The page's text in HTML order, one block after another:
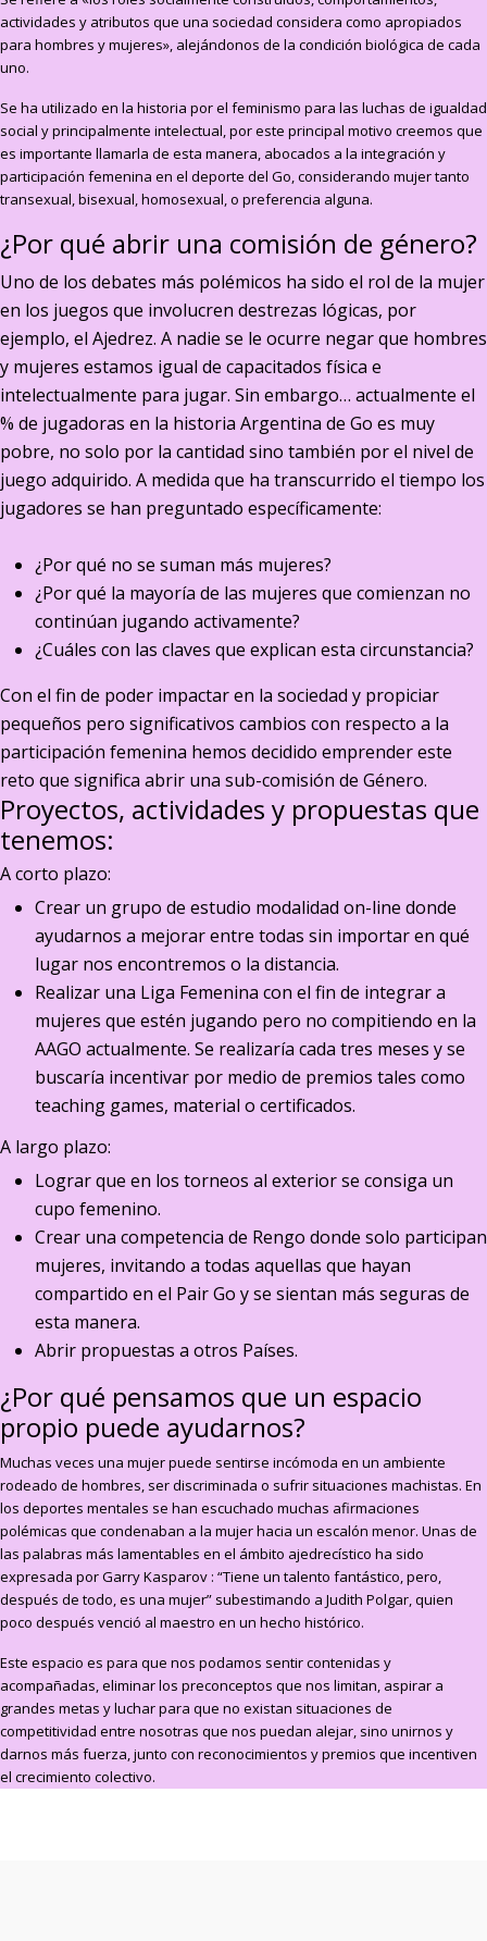
actividades y atributos que una sociedad considera como apropiados
para hombres y mujeres», alejándonos de la condición biológica de cada
uno.
Se ha utilizado en la historia por el feminismo para las luchas de igualdad
social y principalmente intelectual, por este principal motivo creemos que
es importante llamarla de esta manera, abocados a la integración y
participación femenina en el deporte del Go, considerando mujer tanto
transexual, bisexual, homosexual, o preferencia alguna.
¿Por qué abrir una comisión de género?
Uno de los debates más polémicos ha sido el rol de la mujer
en los juegos que involucren destrezas lógicas, por
ejemplo, el Ajedrez. A nadie se le ocurre negar que hombres
y mujeres estamos igual de capacitados física e
intelectualmente para jugar. Sin embargo… actualmente el
% de jugadoras en la historia Argentina de Go es muy
pobre, no solo por la cantidad sino también por el nivel de
juego adquirido. A medida que ha transcurrido el tiempo los
jugadores se han preguntado específicamente:
¿Por qué no se suman más mujeres?
¿Por qué la mayoría de las mujeres que comienzan no
continúan jugando activamente?
¿Cuáles con las claves que explican esta circunstancia?
Con el fin de poder impactar en la sociedad y propiciar
pequeños pero significativos cambios con respecto a la
participación femenina hemos decidido emprender este
reto que significa abrir una sub-comisión de Género.
Proyectos, actividades y propuestas que
tenemos:
A corto plazo:
Crear un grupo de estudio modalidad on-line donde
ayudarnos a mejorar entre todas sin importar en qué
lugar nos encontremos o la distancia.
Realizar una Liga Femenina con el fin de integrar a
mujeres que estén jugando pero no compitiendo en la
AAGO actualmente. Se realizaría cada tres meses y se
buscaría incentivar por medio de premios tales como
teaching games, material o certificados.
A largo plazo:
Lograr que en los torneos al exterior se consiga un
cupo femenino.
Crear una competencia de Rengo donde solo participan
mujeres, invitando a todas aquellas que hayan
compartido en el Pair Go y se sientan más seguras de
esta manera.
Abrir propuestas a otros Países.
¿Por qué pensamos que un espacio
propio puede ayudarnos?
Muchas veces una mujer puede sentirse incómoda en un ambiente
rodeado de hombres, ser discriminada o sufrir situaciones machistas. En
los deportes mentales se han escuchado muchas afirmaciones
polémicas que condenaban a la mujer hacia un escalón menor. Unas de
las palabras más lamentables en el ámbito ajedrecístico ha sido
expresada por Garry Kasparov : “Tiene un talento fantástico, pero,
después de todo, es una mujer” subestimando a Judith Polgar, quien
poco después venció al maestro en un hecho histórico.
Este espacio es para que nos podamos sentir contenidas y
acompañadas, eliminar los preconceptos que nos limitan, aspirar a
grandes metas y luchar para que no existan situaciones de
competitividad entre nosotras que nos puedan alejar, sino unirnos y
darnos más fuerza, junto con reconocimientos y premios que incentiven
el crecimiento colectivo.